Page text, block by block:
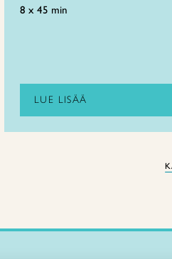
8 x 45 min
LUE LISÄÄ